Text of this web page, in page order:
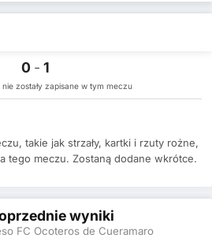
0 - 1
zostały zapisane w tym meczu
takie jak strzały, kartki i rzuty rożne,
tego meczu. Zostaną dodane wkrótce.
wyniki
FC Ocoteros de Cueramaro